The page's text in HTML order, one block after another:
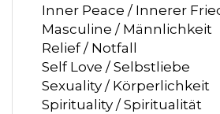
Inner Peace / Innerer
Masculine / Männlichkeit
Relief / Notfall
Self Love / Selbstliebe
Sexuality / Körperlichkeit
Spirituality / Spiritualität